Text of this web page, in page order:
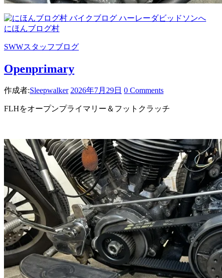
にほんブログ村
SWWスタッフブログ
Openprimary
作成者:Sleepwalker 2026年7月29日 0 Comments
FLHをオープンプライマリー＆フットクラッチ